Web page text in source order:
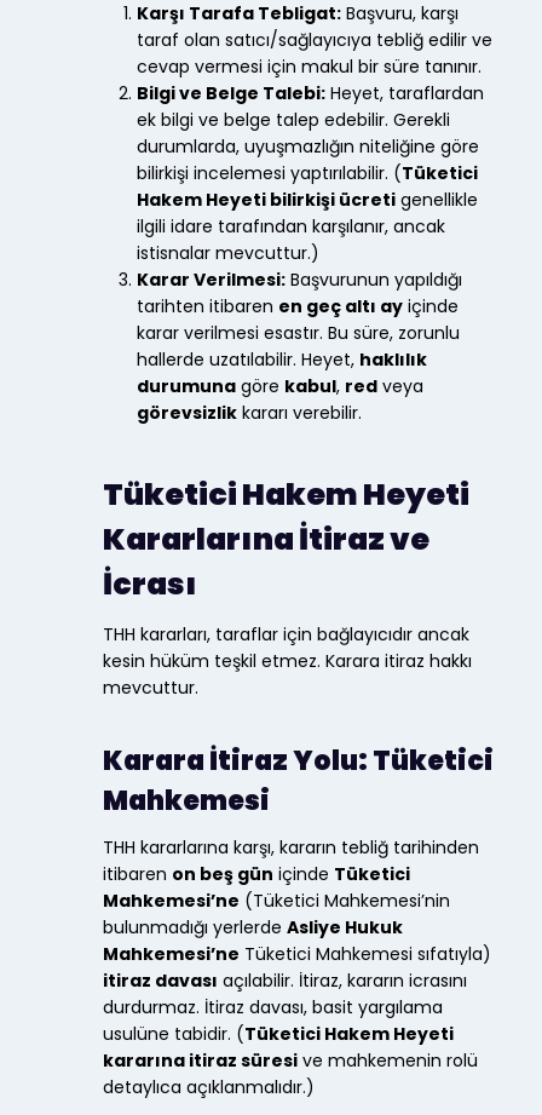
Karşı Tarafa Tebligat: Başvuru, karşı
taraf olan satıcı/sağlayıcıya tebliğ edilir ve
cevap vermesi için makul bir süre tanınır.
Bilgi ve Belge Talebi: Heyet, taraflardan
ek bilgi ve belge talep edebilir. Gerekli
durumlarda, uyuşmazlığın niteliğine göre
bilirkişi incelemesi yaptırılabilir. (Tüketici
Hakem Heyeti bilirkişi ücreti genellikle
ilgili idare tarafından karşılanır, ancak
istisnalar mevcuttur.)
Karar Verilmesi: Başvurunun yapıldığı
tarihten itibaren en geç altı ay içinde
karar verilmesi esastır. Bu süre, zorunlu
hallerde uzatılabilir. Heyet, haklılık
durumuna göre kabul, red veya
görevsizlik kararı verebilir.
Tüketici Hakem Heyeti
Kararlarına İtiraz ve
İcrası
THH kararları, taraflar için bağlayıcıdır ancak
kesin hüküm teşkil etmez. Karara itiraz hakkı
mevcuttur.
Karara İtiraz Yolu: Tüketici
Mahkemesi
THH kararlarına karşı, kararın tebliğ tarihinden
itibaren on beş gün içinde Tüketici
Mahkemesi’ne (Tüketici Mahkemesi’nin
bulunmadığı yerlerdeAsliye Hukuk
Mahkemesi’ne Tüketici Mahkemesi sıfatıyla)
itiraz davası açılabilir. İtiraz, kararın icrasını
durdurmaz. İtiraz davası, basit yargılama
usulüne tabidir. (Tüketici Hakem Heyeti
kararına itiraz süresi ve mahkemenin rolü
detaylıca açıklanmalıdır.)